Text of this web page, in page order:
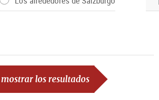
mostrar los resultados